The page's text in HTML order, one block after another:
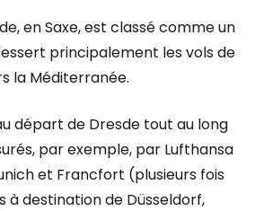
en Saxe, est classé comme un
principalement les vols de
la Méditerranée.
départ de Dresde tout au long
par exemple, par Lufthansa
et Francfort (plusieurs fois
à destination de Düsseldorf,